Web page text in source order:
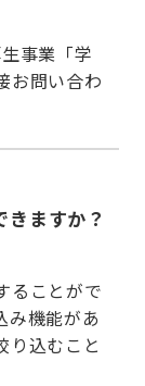
事業「学
お問い合わ
ますか？
ることがで
み機能があ
り込むこと